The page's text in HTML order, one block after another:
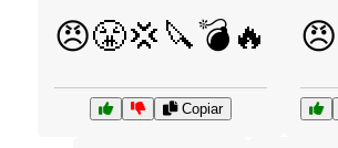
😠😤💢🔪💣🔥
Copiar